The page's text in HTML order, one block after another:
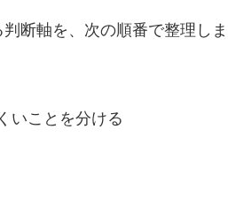
断軸を、次の順番で整理しま
いことを分ける